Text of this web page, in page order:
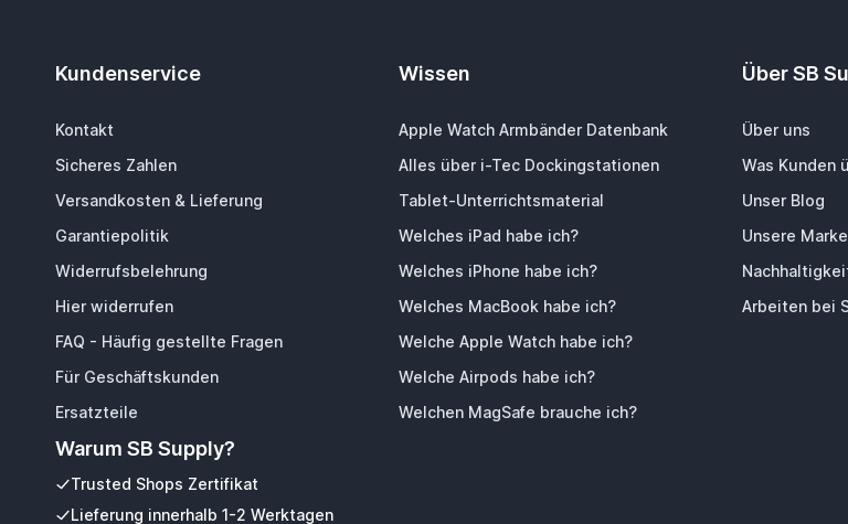
Kundenservice
Kontakt
Sicheres Zahlen
Versandkosten & Lieferung
Garantiepolitik
Widerrufsbelehrung
Hier widerrufen
FAQ - Häufig gestellte Fragen
Für Geschäftskunden
Ersatzteile
Warum SB Supply?
Trusted Shops Zertifikat
Lieferung innerhalb 1-2 Werktagen
Wissen
Apple Watch Armbänder Datenbank
Alles über i-Tec Dockingstationen
Tablet-Unterrichtsmaterial
Welches iPad habe ich?
Welches iPhone habe ich?
Welches MacBook habe ich?
Welche Apple Watch habe ich?
Welche Airpods habe ich?
Welchen MagSafe brauche ich?
Über SB
Über uns
Was Kunden
Unser Blog
Unsere
Arbeiten bei